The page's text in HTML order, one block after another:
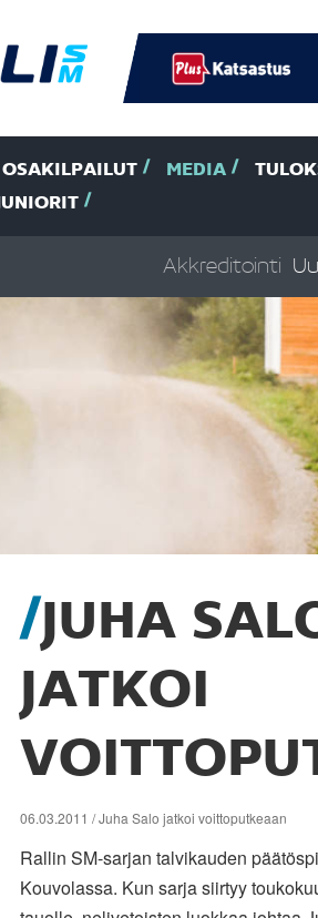
OSAKILPAILUT MEDIA
JUNIORIT
Akkreditointi
JUHA
JATKOI
06.03.2011 / Juha Salo jatkoi voittoputkeaan
Rallin SM-sarjan talvikauden
Kouvolassa. Kun sarja siirtyy